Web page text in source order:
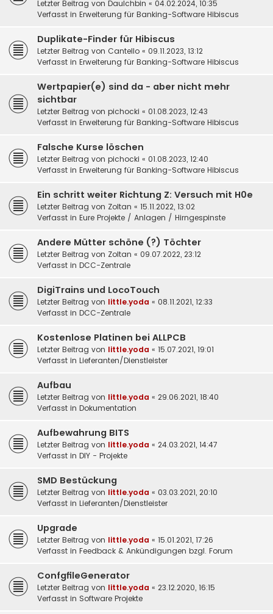
Letzter Beitrag von DauIchbin « 04.02.2024, 10:35
Verfasst in Erweiterung für Banking-Software Hibiscus
Duplikate-Finder für Hibiscus
Letzter Beitrag von Cantello « 09.11.2023, 13:12
Verfasst in Erweiterung für Banking-Software Hibiscus
Wertpapier(e) sind da - aber nicht mehr
sichtbar
Letzter Beitrag von pichocki « 01.08.2023, 12:43
Verfasst in Erweiterung für Banking-Software Hibiscus
Falsche Kurse löschen
Letzter Beitrag von pichocki « 01.08.2023, 12:40
Verfasst in Erweiterung für Banking-Software Hibiscus
Ein schritt weiter Richtung Z: Versuch mit H0e
Letzter Beitrag von Zoltan « 15.11.2022, 13:02
Verfasst in Eure Projekte / Anlagen / Hirngespinste
Andere Mütter schöne (?) Töchter
Letzter Beitrag von Zoltan « 09.07.2022, 23:12
Verfasst in DCC-Zentrale
DigiTrains und LocoTouch
Letzter Beitrag von little.yoda « 08.11.2021, 12:33
Verfasst in DCC-Zentrale
Kostenlose Platinen bei ALLPCB
Letzter Beitrag von little.yoda « 15.07.2021, 19:01
Verfasst in Lieferanten/Dienstleister
Aufbau
Letzter Beitrag von little.yoda « 29.06.2021, 18:40
Verfasst in Dokumentation
Aufbewahrung BITS
Letzter Beitrag von little.yoda « 24.03.2021, 14:47
Verfasst in DIY - Projekte
SMD Bestückung
Letzter Beitrag von little.yoda « 03.03.2021, 20:10
Verfasst in Lieferanten/Dienstleister
Upgrade
Letzter Beitrag von little.yoda « 15.01.2021, 17:26
Verfasst in Feedback & Ankündigungen bzgl. Forum
ConfgfileGenerator
Letzter Beitrag von little.yoda « 23.12.2020, 16:15
Verfasst in Software Projekte